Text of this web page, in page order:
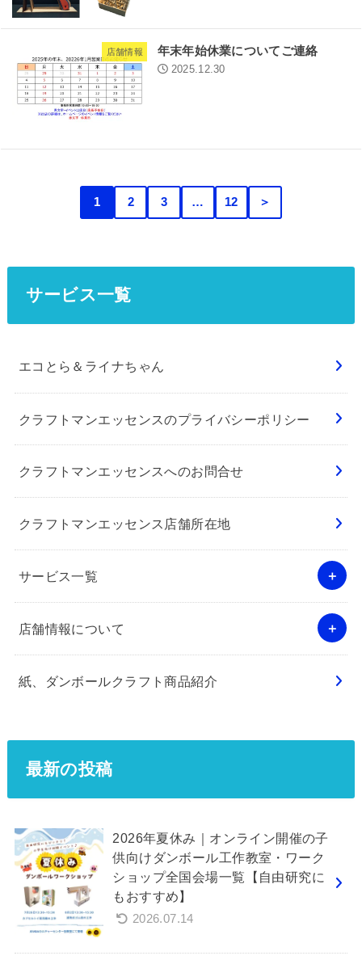
店舗情報 年末年始休業についてご連絡
2025.12.30
1 2 3 … 12 ＞
サービス一覧
エコとら＆ライナちゃん
クラフトマンエッセンスのプライバシーポリシー
クラフトマンエッセンスへのお問合せ
クラフトマンエッセンス店舗所在地
サービス一覧
店舗情報について
紙、ダンボールクラフト商品紹介
最新の投稿
2026年夏休み｜オンライン開催の子
供向けダンボール工作教室・ワーク
ショップ全国会場一覧【自由研究に
もおすすめ】
2026.07.14